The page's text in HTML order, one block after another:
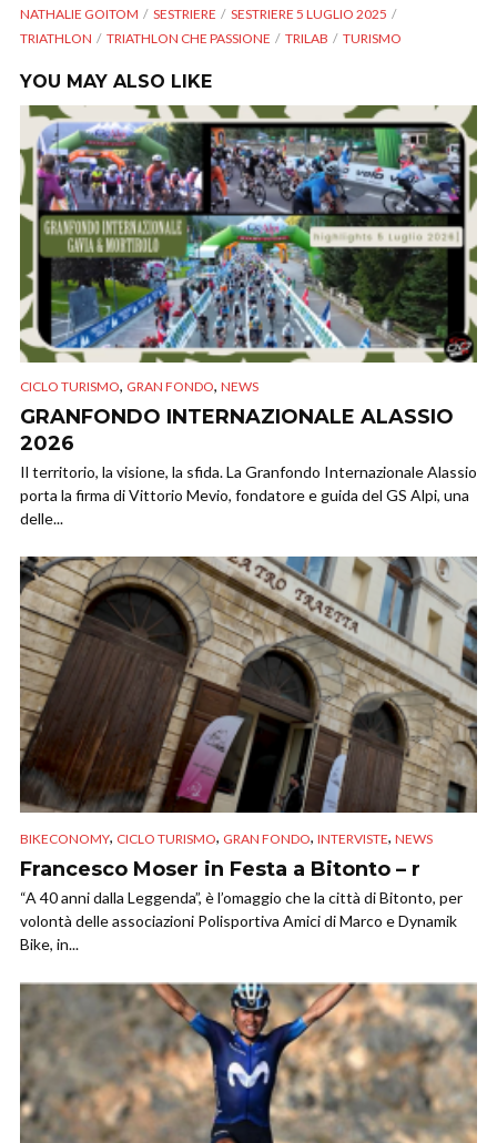
NATHALIE GOITOM
SESTRIERE
SESTRIERE 5 LUGLIO 2025
TRIATHLON
TRIATHLON CHE PASSIONE TRILAB TURISMO
YOU MAY ALSO LIKE
CICLO TURISMO, GRAN FONDO, NEWS
GRANFONDO INTERNAZIONALE ALASSIO
2026
Il territorio, la visione, la sfida. La Granfondo Internazionale Alassio
porta la firma di Vittorio Mevio, fondatore e guida del GS Alpi, una
delle...
BIKECONOMY, CICLO TURISMO, GRAN FONDO, INTERVISTE, NEWS
Francesco Moser in Festa a Bitonto – r
“A 40 anni dalla Leggenda”, è l’omaggio che la città di Bitonto, per
volontà delle associazioni Polisportiva Amici di Marco e Dynamik
Bike, in...